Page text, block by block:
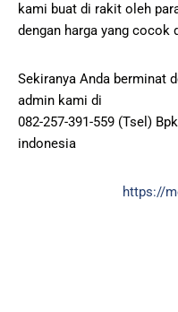
kami buat di rakit oleh
dengan harga yang cocok
Sekiranya Anda berminat
admin kami di
082-257-391-559 (Tsel)
indonesia
https://